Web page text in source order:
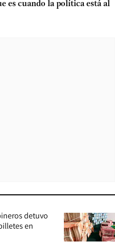
es cuando la política está al
detuvo
en